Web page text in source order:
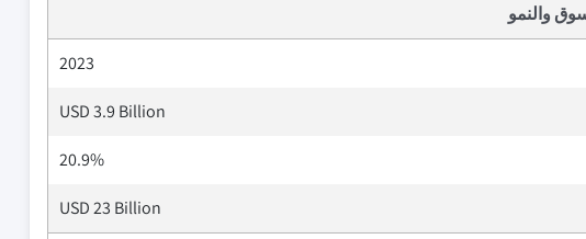
والنمو
2023
USD 3.9 Billion
20.9%
USD 23 Billion